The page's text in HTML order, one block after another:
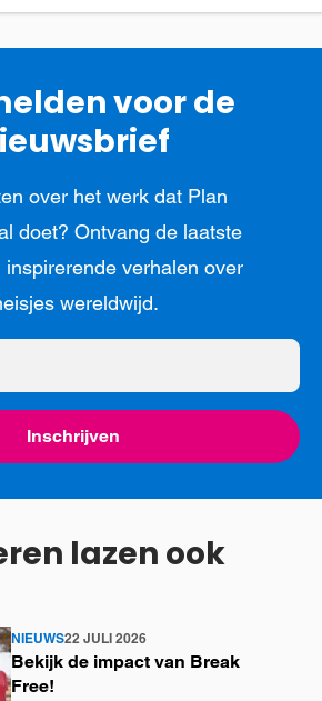
voor de
over het werk dat Plan
doet? Ontvang de laatste
inspirerende verhalen over
wereldwijd.
Inschrijven
lazen ook
NIEUWS22 JULI 2026
Bekijk de impact van Break
Free!